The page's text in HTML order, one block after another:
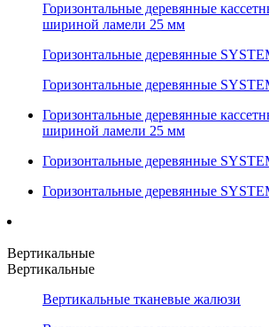
Горизонтальные деревянные
шириной ламели 25 мм
Горизонтальные деревянные
Горизонтальные деревянные
Горизонтальные деревянные
шириной ламели 25 мм
Горизонтальные деревянные
Горизонтальные деревянные
Вертикальные
Вертикальные
Вертикальные тканевые жалюзи